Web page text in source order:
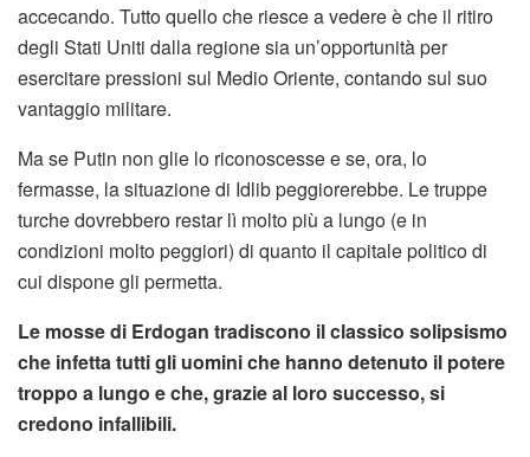
accecando. Tutto quello che riesce a vedere è che il ritiro
degli Stati Uniti dalla regione sia un’opportunità per
esercitare pressioni sul Medio Oriente, contando sul suo
vantaggio militare.
Ma se Putin non glie lo riconoscesse e se, ora, lo
fermasse, la situazione di Idlib peggiorerebbe. Le truppe
turche dovrebbero restar lì molto più a lungo (e in
condizioni molto peggiori) di quanto il capitale politico di
cui dispone gli permetta.
Le mosse di Erdogan tradiscono il classico solipsismo
che infetta tutti gli uomini che hanno detenuto il potere
troppo a lungo e che, grazie al loro successo, si
credono infallibili.